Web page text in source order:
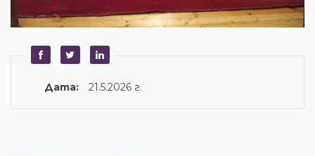
Дата: 21.5.2026 г.